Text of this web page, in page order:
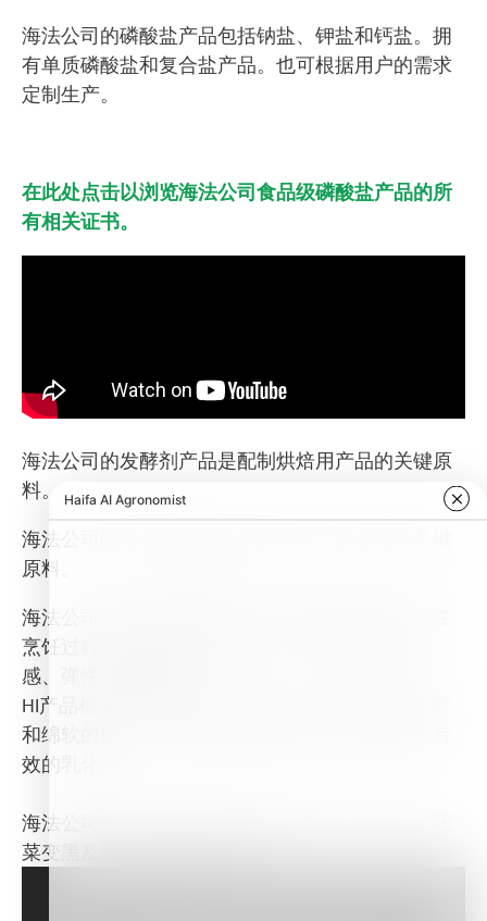
海法公司的磷酸盐产品包括钠盐、钾盐和钙盐。拥
有单质磷酸盐和复合盐产品。也可根据用户的需求
定制生产。
在此处点击以浏览海法公司食品级磷酸盐产品的所
有相关证书。
海法公司的发酵剂产品是配制烘焙用产品的关键原
料。
海法公司的食品级磷酸盐是肉类加工所必需的关键
原料。
海法公司的食品级磷酸盐专为降低鱼类和海产品在
烹饪过程中的水分流失而设计，从而可提高其口
感、弹性、鲜嫩多汁。
HI产品根据客户的需求专门配制，提高乳酪的柔滑
和绵软的口感，在乳酪制品和炼乳加工过程中是有
效的乳化剂。
海法公司的食品级磷酸盐是蔬菜加工中用于防止蔬
菜变黑及脱色的理想添加剂。